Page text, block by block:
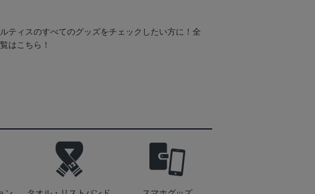
ティスのすべてのグッズをチェックしたい方に！全
はこちら！